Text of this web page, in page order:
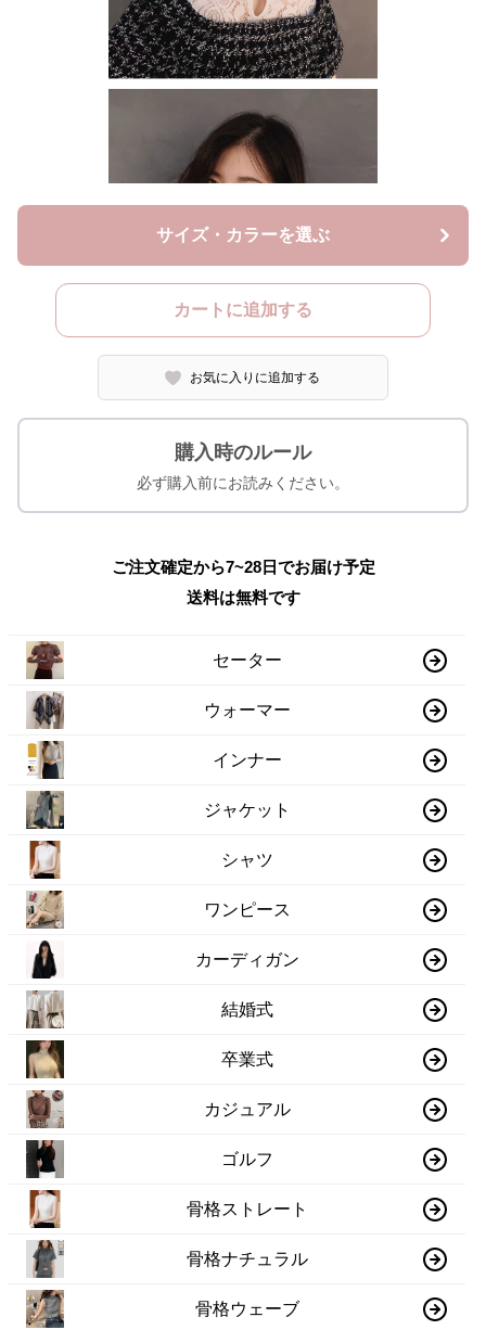
サイズ・カラーを選ぶ
カートに追加する
お気に入りに追加する
購入時のルール
必ず購入前にお読みください。
ご注文確定から7~28日でお届け予定
送料は無料です
セーター
ウォーマー
インナー
ジャケット
シャツ
ワンピース
カーディガン
結婚式
卒業式
カジュアル
ゴルフ
骨格ストレート
骨格ナチュラル
骨格ウェーブ